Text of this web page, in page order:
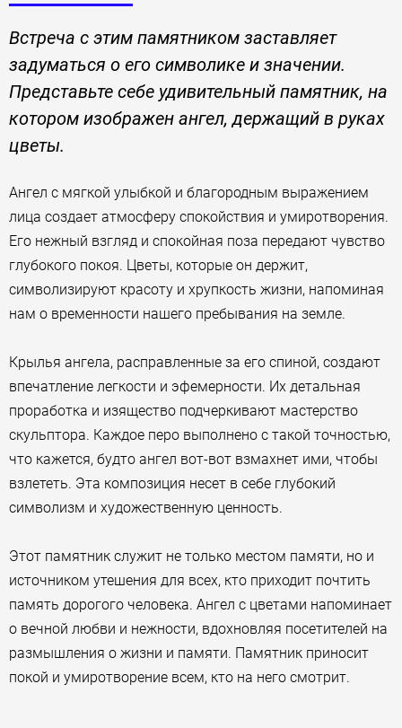
Встреча с этим памятником заставляет
задуматься о его символике и значении.
Представьте себе удивительный памятник, на
котором изображен ангел, держащий в руках
цветы.
Ангел с мягкой улыбкой и благородным выражением
лица создает атмосферу спокойствия и умиротворения.
Его нежный взгляд и спокойная поза передают чувство
глубокого покоя. Цветы, которые он держит,
символизируют красоту и хрупкость жизни, напоминая
нам о временности нашего пребывания на земле.
Крылья ангела, расправленные за его спиной, создают
впечатление легкости и эфемерности. Их детальная
проработка и изящество подчеркивают мастерство
скульптора. Каждое перо выполнено с такой точностью,
что кажется, будто ангел вот-вот взмахнет ими, чтобы
взлететь. Эта композиция несет в себе глубокий
символизм и художественную ценность.
Этот памятник служит не только местом памяти, но и
источником утешения для всех, кто приходит почтить
память дорогого человека. Ангел с цветами напоминает
о вечной любви и нежности, вдохновляя посетителей на
размышления о жизни и памяти. Памятник приносит
покой и умиротворение всем, кто на него смотрит.